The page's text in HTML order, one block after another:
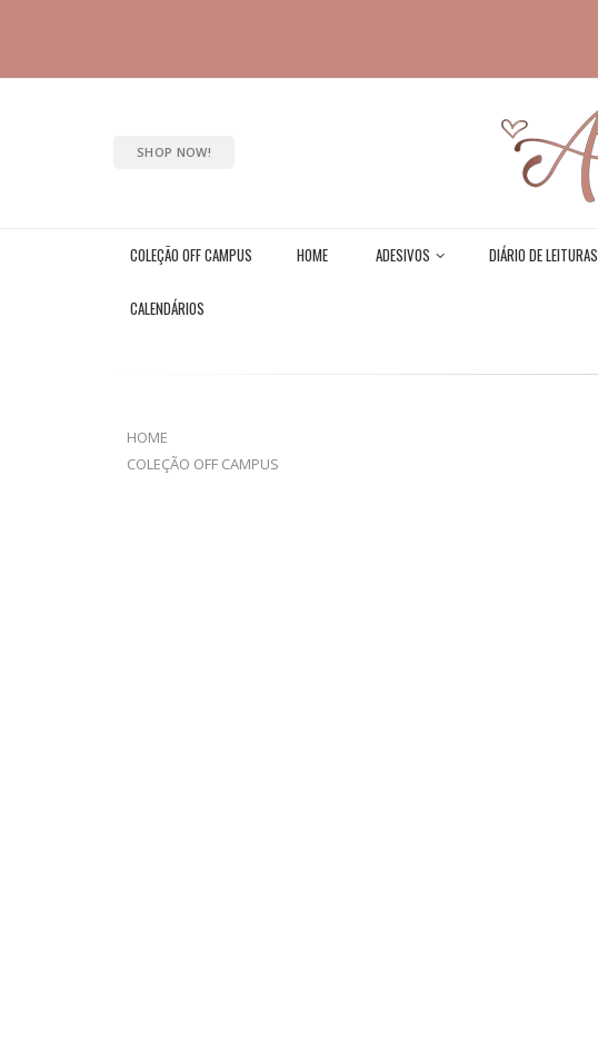
SHOP NOW!
COLEÇÃO OFF CAMPUS HOME ADESIVOS DIÁRIO DE LEITURAS
CALENDÁRIOS
HOME
COLEÇÃO OFF CAMPUS